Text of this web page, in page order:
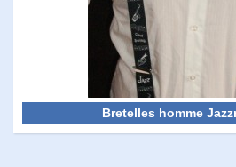
Bretelles homme